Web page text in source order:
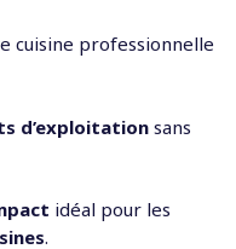
cuisine professionnelle
d’exploitation sans
idéal pour les
.